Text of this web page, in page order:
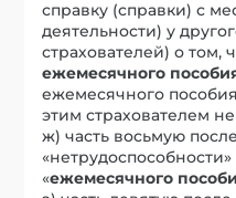
справку (справки) с
деятельности) у
страхователей) о том,
ежемесячного
ежемесячного
этим страхователем
ж) часть восьмую
«ежемесячного